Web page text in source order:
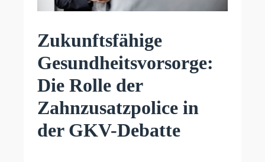
Zukunftsfähige
Gesundheitsvorsorge:
Die Rolle der
Zahnzusatzpolice in
der GKV-Debatte